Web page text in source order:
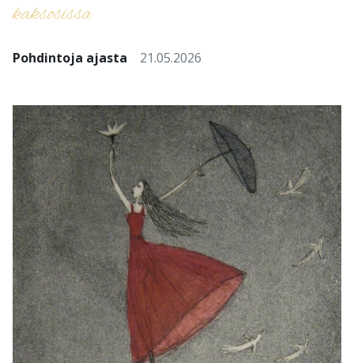
kaksosissa
Pohdintoja ajasta 21.05.2026